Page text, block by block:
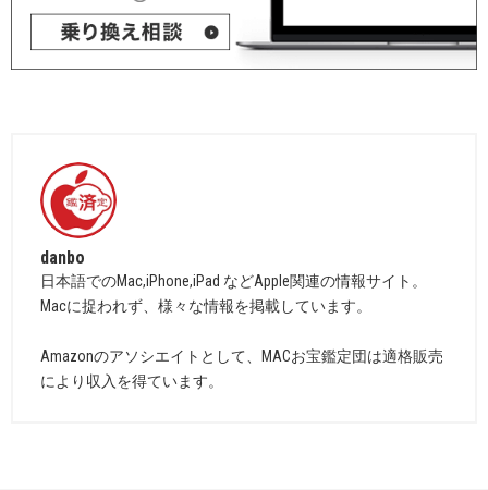
danbo
日本語でのMac,iPhone,iPad などApple関連の情報サイト。
Macに捉われず、様々な情報を掲載しています。
Amazonのアソシエイトとして、MACお宝鑑定団は適格販売
により収入を得ています。